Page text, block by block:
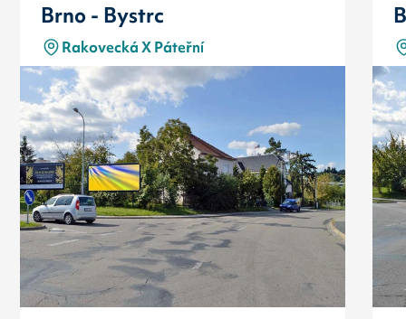
Brno - Bystrc
Rakovecká X Páteřní